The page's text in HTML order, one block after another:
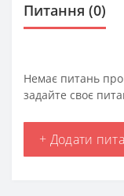
Питання (0)
Немає питань
задайте своє
+ Додати